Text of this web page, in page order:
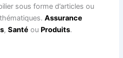
sous forme d’articles ou
Assurance
,Santé ou Produits.